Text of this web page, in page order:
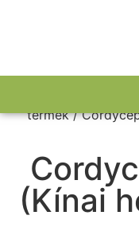
/
termék /
(Kínai